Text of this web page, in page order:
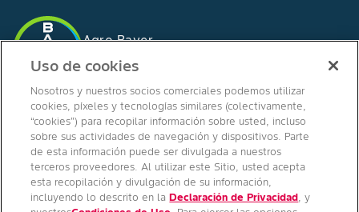
Agro Bayer
España
SÍGUENOS EN
Uso de cookies
Nosotros y nuestros socios comerciales podemos utilizar
cookies, píxeles y tecnologías similares (colectivamente,
“cookies”) para recopilar información sobre usted, incluso
sobre sus actividades de navegación y dispositivos. Parte
de esta información puede ser divulgada a nuestros
terceros proveedores. Al utilizar este Sitio, usted acepta
esta recopilación y divulgación de su información,
incluyendo lo descrito en laDeclaración de Privacidad, y